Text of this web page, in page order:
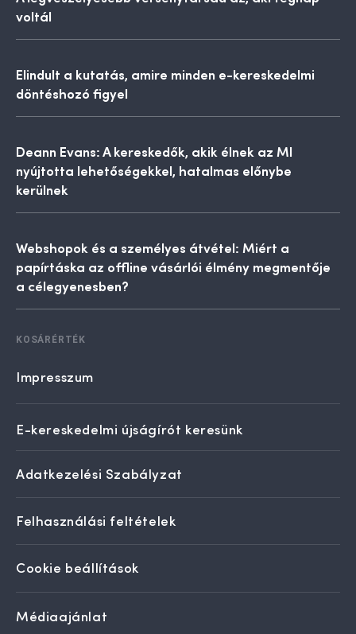
voltál
Elindult a kutatás, amire minden e-kereskedelmi
döntéshozó figyel
Deann Evans: A kereskedők, akik élnek az MI
nyújtotta lehetőségekkel, hatalmas előnybe
kerülnek
Webshopok és a személyes átvétel: Miért a
papírtáska az offline vásárlói élmény megmentője
a célegyenesben?
KOSÁRÉRTÉK
Impresszum
E-kereskedelmi újságírót keresünk
Adatkezelési Szabályzat
Felhasználási feltételek
Cookie beállítások
Médiaajánlat